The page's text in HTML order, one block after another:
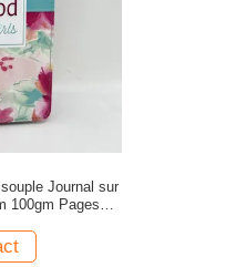
Journal sur
100gm Pages